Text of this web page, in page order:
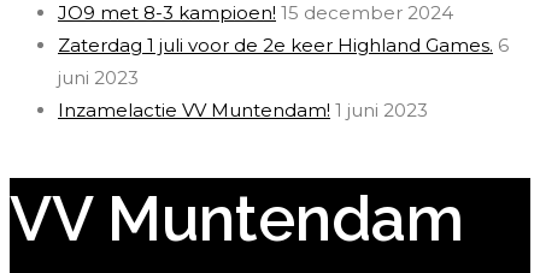
JO9 met 8-3 kampioen! 15 december 2024
Zaterdag 1 juli voor de 2e keer Highland Games. 6
juni 2023
Inzamelactie VV Muntendam! 1 juni 2023
VV Muntendam